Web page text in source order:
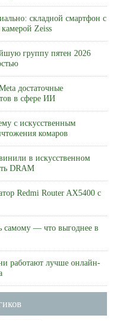
складной смартфон с
Zeiss
группу пятен 2026
достаточные
в сфере ИИ
с искусственным
комаров
в искусственном
DRAM
Redmi Router AX5400 с
самому — что выгоднее в
работают лучше онлайн-